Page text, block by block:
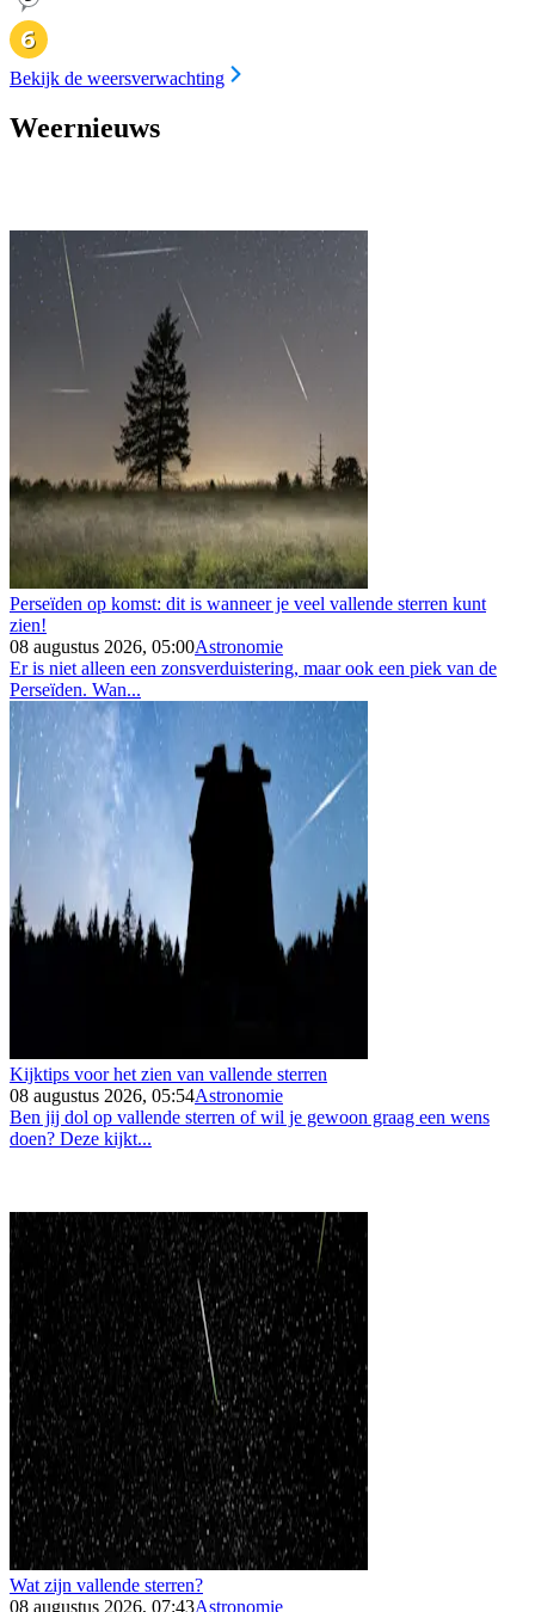
Bekijk de weersverwachting
Weernieuws
Perseïden op komst: dit is wanneer je veel vallende sterren kunt
zien!
08 augustus 2026, 05:00Astronomie
Er is niet alleen een zonsverduistering, maar ook een piek van de
Perseïden. Wan...
Kijktips voor het zien van vallende sterren
08 augustus 2026, 05:54Astronomie
Ben jij dol op vallende sterren of wil je gewoon graag een wens
doen? Deze kijkt...
Wat zijn vallende sterren?
08 augustus 2026, 07:43Astronomie